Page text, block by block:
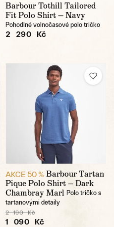
Barbour Tothill Tailored
Fit Polo Shirt — Navy
Pohodlné volnočasové polo tričko
2 290 Kč
AKCE 50 % Barbour Tartan
Pique Polo Shirt — Dark
Chambray Marl Polo tričko s
tartanovými detaily
2 190 Kč
1 090 Kč